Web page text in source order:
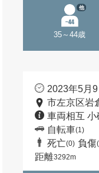
35～44歳
他
2023年5月
市左京区岩
車両相互 小
自転車(1)
死亡(0) 負傷
距離3292m